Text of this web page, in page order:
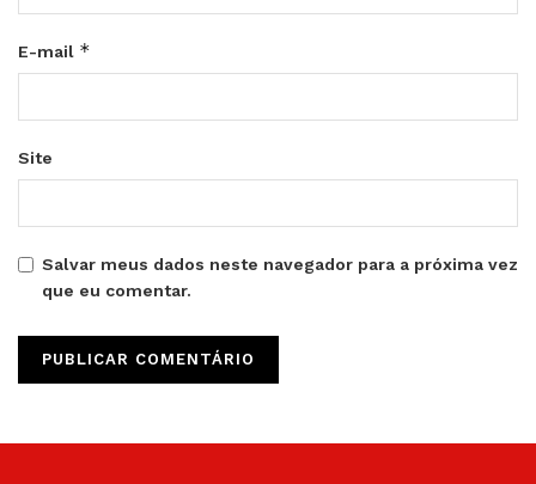
E-mail *
Site
Salvar meus dados neste navegador para a próxima vez
que eu comentar.